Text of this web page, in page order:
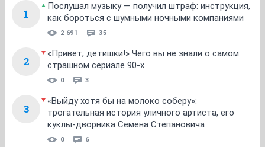
1
Послушал музыку — получил штраф: инструкция,
как бороться с шумными ночными компаниями
2 691 35
2
«Привет, детишки!» Чего вы не знали о самом
страшном сериале 90-х
0 3
3
«Выйду хотя бы на молоко соберу»:
трогательная история уличного артиста, его
куклы-дворника Семена Степановича
0 6